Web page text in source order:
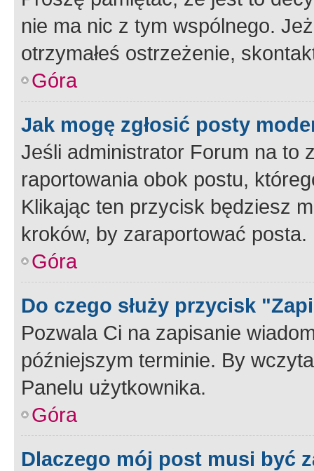
nie ma nic z tym wspólnego.
otrzymałeś ostrzeżenie,
Góra
Jak mogę zgłosić posty
Jeśli administrator Forum na to
raportowania obok postu,
Klikając ten przycisk będziesz
kroków, by zaraportować posta.
Góra
Do czego służy przycisk
Pozwala Ci na zapisanie
późniejszym terminie. By
Panelu użytkownika.
Góra
Dlaczego mój post musi być